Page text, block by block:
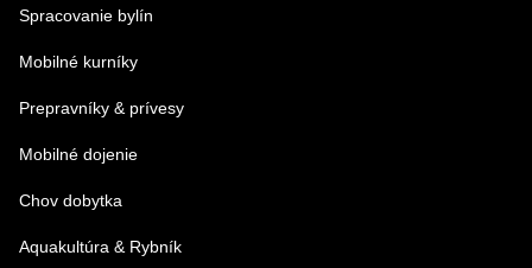
Spracovanie bylín
Mobilné kurníky
Prepravníky & prívesy
Mobilné dojenie
Chov dobytka
Aquakultúra & Rybník